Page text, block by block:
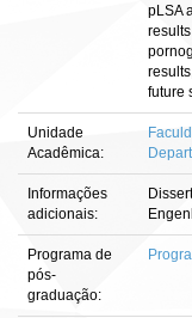
pLSA
future
Unidade
Acadêmica:
Informações
adicionais:
Programa de
pós-
graduação: